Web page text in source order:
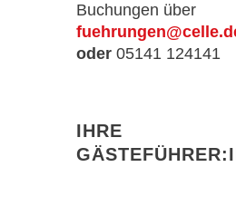
Buchungen über
oder 05141 124141
IHRE